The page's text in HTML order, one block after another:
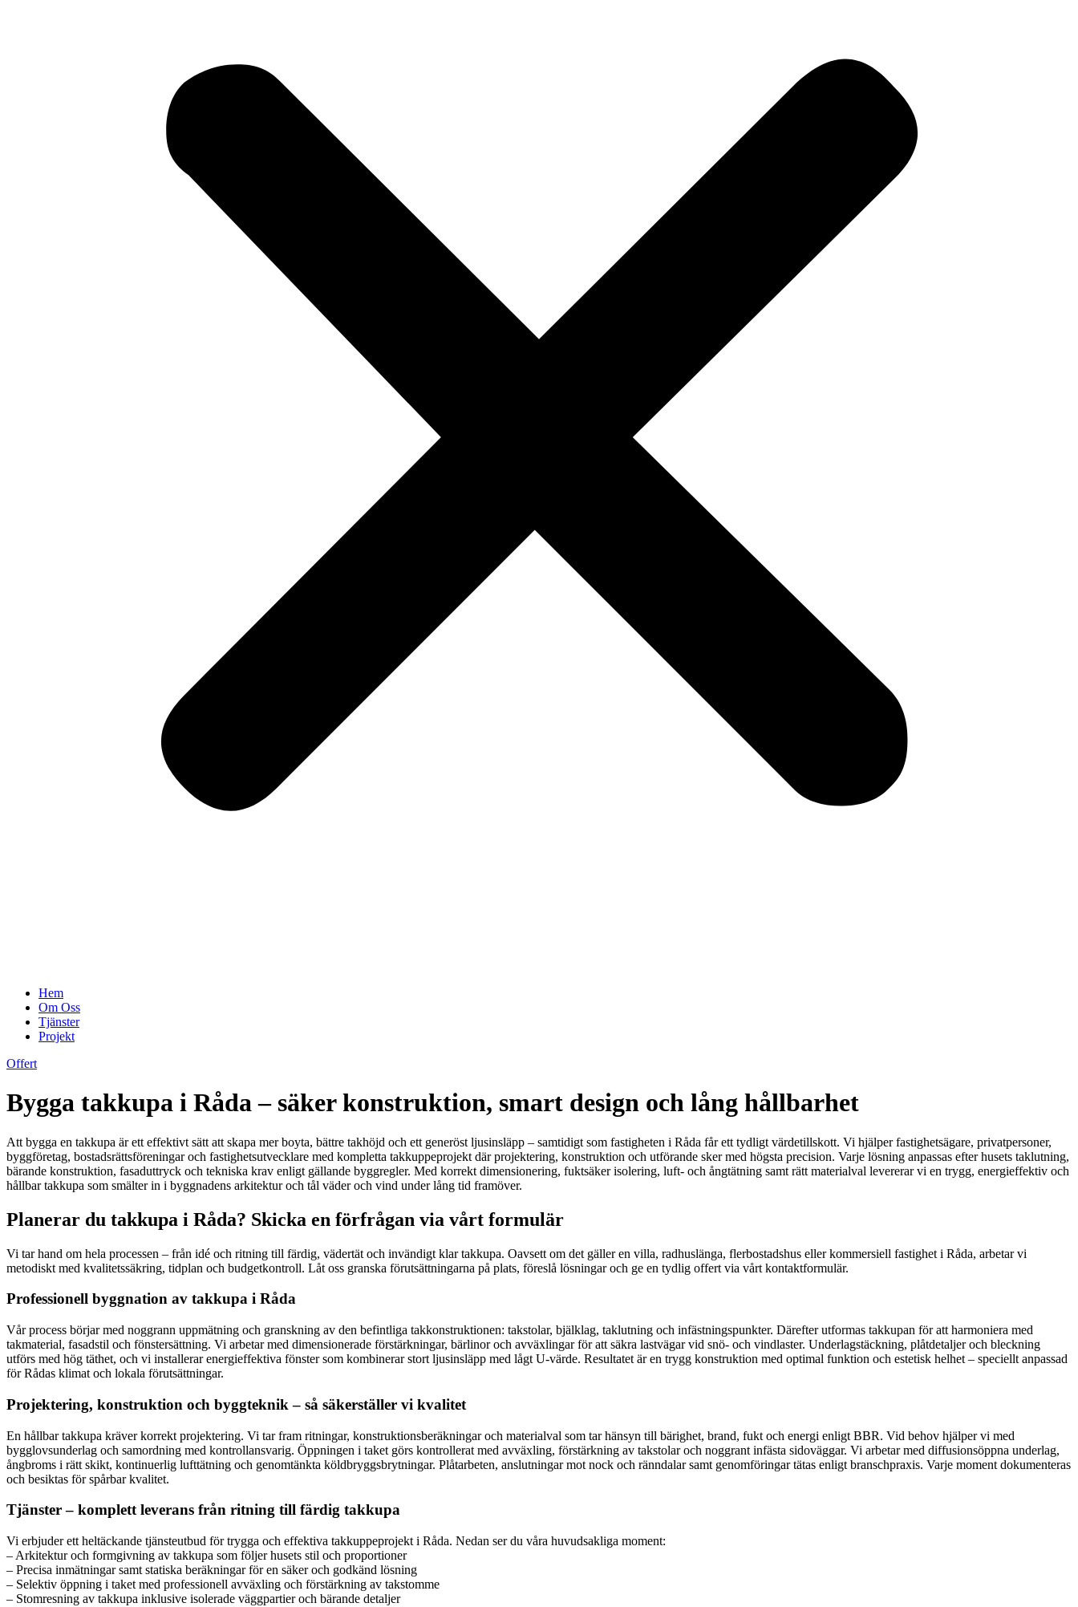
Hem
Om Oss
Tjänster
Projekt
Offert
Bygga takkupa i Råda – säker konstruktion, smart design och lång hållbarhet
Att bygga en takkupa är ett effektivt sätt att skapa mer boyta, bättre takhöjd och ett generöst ljusinsläpp – samtidigt som fastigheten i Råda får ett tydligt värdetillskott. Vi hjälper fastighetsägare, privatpersoner,
byggföretag, bostadsrättsföreningar och fastighetsutvecklare med kompletta takkuppeprojekt där projektering, konstruktion och utförande sker med högsta precision. Varje lösning anpassas efter husets taklutning,
bärande konstruktion, fasaduttryck och tekniska krav enligt gällande byggregler. Med korrekt dimensionering, fuktsäker isolering, luft- och ångtätning samt rätt materialval levererar vi en trygg, energieffektiv och
hållbar takkupa som smälter in i byggnadens arkitektur och tål väder och vind under lång tid framöver.
Planerar du takkupa i Råda? Skicka en förfrågan via vårt formulär
Vi tar hand om hela processen – från idé och ritning till färdig, vädertät och invändigt klar takkupa. Oavsett om det gäller en villa, radhuslänga, flerbostadshus eller kommersiell fastighet i Råda, arbetar vi
metodiskt med kvalitetssäkring, tidplan och budgetkontroll. Låt oss granska förutsättningarna på plats, föreslå lösningar och ge en tydlig offert via vårt kontaktformulär.
Professionell byggnation av takkupa i Råda
Vår process börjar med noggrann uppmätning och granskning av den befintliga takkonstruktionen: takstolar, bjälklag, taklutning och infästningspunkter. Därefter utformas takkupan för att harmoniera med
takmaterial, fasadstil och fönstersättning. Vi arbetar med dimensionerade förstärkningar, bärlinor och avväxlingar för att säkra lastvägar vid snö- och vindlaster. Underlagstäckning, plåtdetaljer och bleckning
utförs med hög täthet, och vi installerar energieffektiva fönster som kombinerar stort ljusinsläpp med lågt U-värde. Resultatet är en trygg konstruktion med optimal funktion och estetisk helhet – speciellt anpassad
för Rådas klimat och lokala förutsättningar.
Projektering, konstruktion och byggteknik – så säkerställer vi kvalitet
En hållbar takkupa kräver korrekt projektering. Vi tar fram ritningar, konstruktionsberäkningar och materialval som tar hänsyn till bärighet, brand, fukt och energi enligt BBR. Vid behov hjälper vi med
bygglovsunderlag och samordning med kontrollansvarig. Öppningen i taket görs kontrollerat med avväxling, förstärkning av takstolar och noggrant infästa sidoväggar. Vi arbetar med diffusionsöppna underlag,
ångbroms i rätt skikt, kontinuerlig lufttätning och genomtänkta köldbryggsbrytningar. Plåtarbeten, anslutningar mot nock och ränndalar samt genomföringar tätas enligt branschpraxis. Varje moment dokumenteras
och besiktas för spårbar kvalitet.
Tjänster – komplett leverans från ritning till färdig takkupa
Vi erbjuder ett heltäckande tjänsteutbud för trygga och effektiva takkuppeprojekt i Råda. Nedan ser du våra huvudsakliga moment:
– Arkitektur och formgivning av takkupa som följer husets stil och proportioner
– Precisa inmätningar samt statiska beräkningar för en säker och godkänd lösning
– Selektiv öppning i taket med professionell avväxling och förstärkning av takstomme
– Stomresning av takkupa inklusive isolerade väggpartier och bärande detaljer